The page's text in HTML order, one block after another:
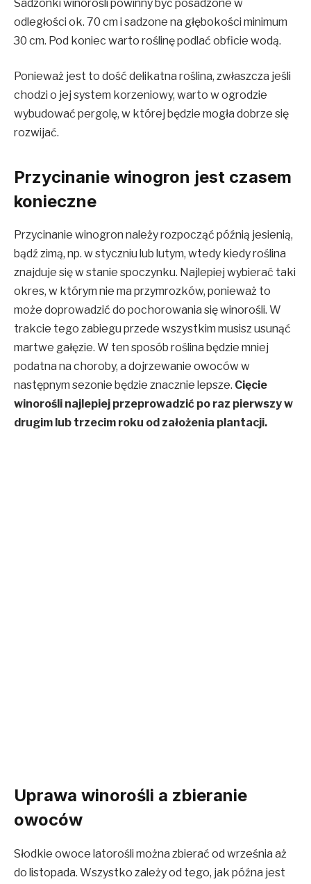
Sadzonki winorośli powinny być posadzone w
odległości ok. 70 cm i sadzone na głębokości minimum
30 cm. Pod koniec warto roślinę podlać obficie wodą.
Ponieważ jest to dość delikatna roślina, zwłaszcza jeśli
chodzi o jej system korzeniowy, warto w ogrodzie
wybudować pergolę, w której będzie mogła dobrze się
rozwijać.
Przycinanie winogron jest czasem
konieczne
Przycinanie winogron należy rozpocząć późnią jesienią,
bądź zimą, np. w styczniu lub lutym, wtedy kiedy roślina
znajduje się w stanie spoczynku. Najlepiej wybierać taki
okres, w którym nie ma przymrozków, ponieważ to
może doprowadzić do pochorowania się winorośli. W
trakcie tego zabiegu przede wszystkim musisz usunąć
martwe gałęzie. W ten sposób roślina będzie mniej
podatna na choroby, a dojrzewanie owoców w
następnym sezonie będzie znacznie lepsze. Cięcie
winorośli najlepiej przeprowadzić po raz pierwszy w
drugim lub trzecim roku od założenia plantacji.
Uprawa winorośli a zbieranie
owoców
Słodkie owoce latorośli można zbierać od września aż
do listopada. Wszystko zależy od tego, jak późna jest